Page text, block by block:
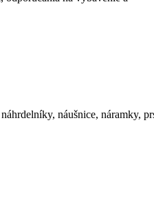
náušnice, náramky,